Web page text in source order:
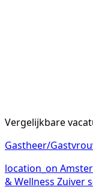
Vergelijkbare
Gastheer/
location_on
& Wellness Zuiver